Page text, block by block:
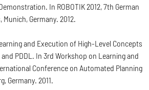
In ROBOTIK 2012, 7th German
Germany. 2012.
and Execution of High-Level Concepts
PDDL. In 3rd Workshop on Learning and
Conference on Automated Planning
Germany. 2011.